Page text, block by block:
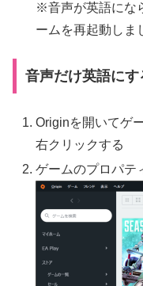
※音声が英語にな
ームを再起動しま
音声だけ英語にす
Originを開いてゲ
右クリックする
ゲームのプロパテ